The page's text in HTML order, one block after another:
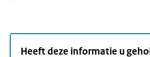
Heeft deze informatie u